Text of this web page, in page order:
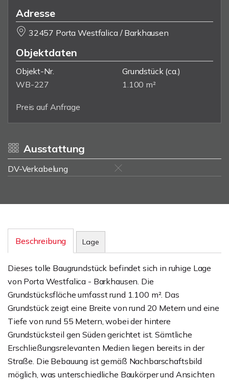
Adresse
32457 Porta Westfalica / Barkhausen
Objektdaten
Objekt-Nr.
WB-227
Grundstück(ca.)
1.100 m²
Preis auf Anfrage
Ausstattung
DV-Verkabelung
Beschreibung Lage
Dieses tolle Baugrundstück befindet sich in ruhige Lage
von Porta Westfalica - Barkhausen. Die
Grundstücksfläche umfasst rund 1.100 m². Das
Grundstück zeigt eine Breite von rund 20 Metern und eine
Tiefe von rund 55 Metern, wobei der hintere
Grundstücksteil gen Süden gerichtet ist. Sämtliche
Erschließungsrelevanten Medien liegen bereits in der
Straße. Die Bebauung ist gemäß Nachbarschaftsbild
möglich, was unterschiedliche Baukörper und Ansichten